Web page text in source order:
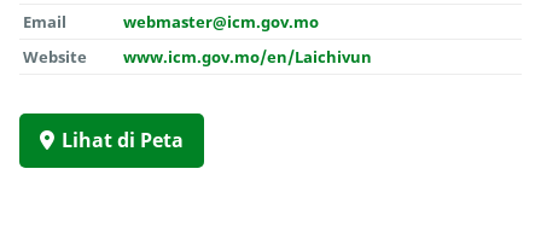
Email
webmaster@icm.gov.mo
Website
www.icm.gov.mo/en/Laichivun
Lihat di Peta